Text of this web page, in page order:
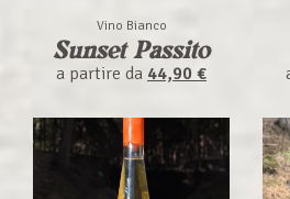
Vino Bianco
Sunset Passito
a partire da 44,90 €